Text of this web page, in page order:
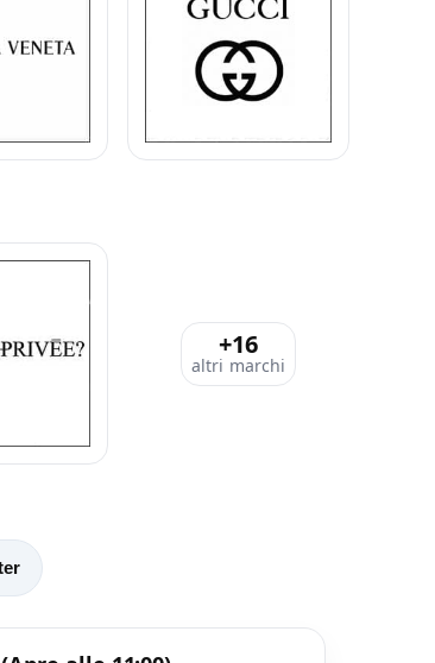
+16
altri marchi